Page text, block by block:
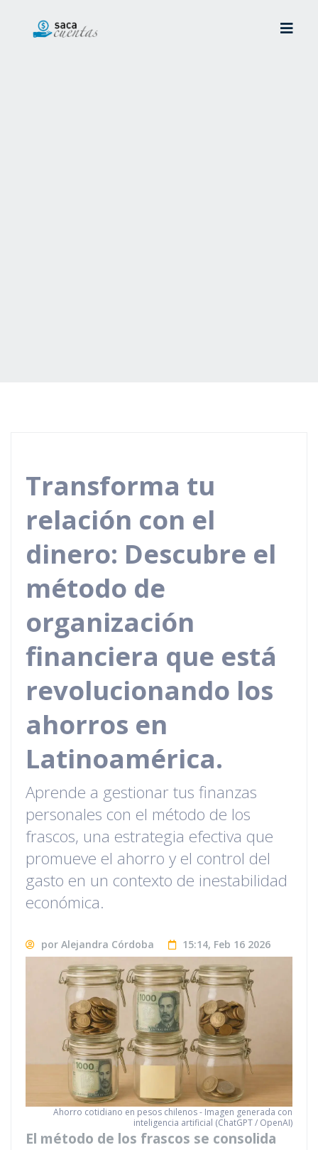
Transforma tu
relación con el
dinero: Descubre el
método de
organización
financiera que está
revolucionando los
ahorros en
Latinoamérica.
Aprende a gestionar tus finanzas
personales con el método de los
frascos, una estrategia efectiva que
promueve el ahorro y el control del
gasto en un contexto de inestabilidad
económica.
por Alejandra Córdoba 15:14, Feb 16 2026
Ahorro cotidiano en pesos chilenos - Imagen generada con
inteligencia artificial (ChatGPT / OpenAI)
El método de los frascos se consolida